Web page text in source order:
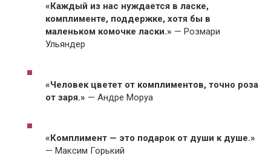
«Каждый из нас нуждается в ласке,
комплименте, поддержке, хотя бы в
маленьком комочке ласки.» — Розмари
Ульяндер
«Человек цветет от комплиментов, точно роза
от заря.» — Андре Моруа
«Комплимент — это подарок от души к душе.»
— Максим Горький